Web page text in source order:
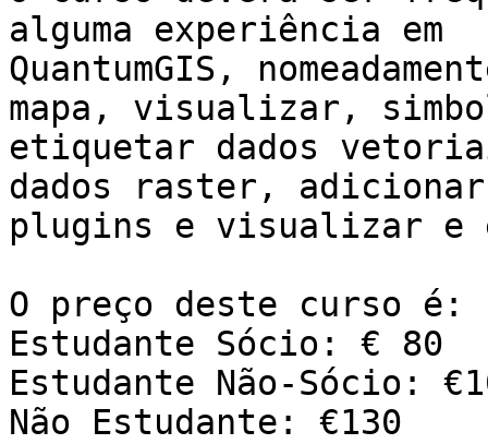
alguma experiência em
QuantumGIS,
mapa, visualizar,
etiquetar dados
dados raster, adicionar
plugins e visualizar
O preço deste curso é:
Estudante Sócio: € 80
Estudante Não-Sócio:
Não Estudante: €130